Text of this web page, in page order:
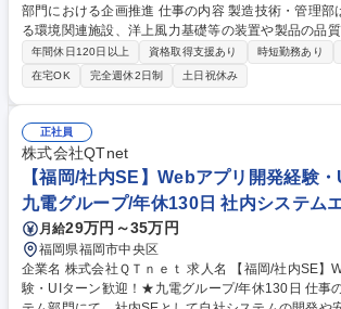
部門における企画推進 仕事の内容 製造技術・管理部は、当社事業におけ
る環境関連施設、洋上風力基礎等の装置や製品の品
現場へ安定供給する役割を担います。 本業務では、全ての装置・製品を社
外メーカーに発注するため、一品一様の“ものづくり”
解し、組織運用における課題抽出・施策立案を推進
へ落とし込んでいく必要があります。具体的には、
員配置と育成計画策定・業務要領プロセスの改善・サ
築などです。 募集職種 ◆【福岡/北九州】製造管
年間休日120日以上 資格取得支援あり 時短勤務あり
在宅OK
完全週休2日制 土日祝休み
正社員
株式会社QTnet
【福岡/社内SE】Webアプリ開発経験
九電グループ/年休130日 社内システム
月給29万円～35万円
福岡県福岡市中央区
企業名 株式会社ＱＴｎｅｔ 求人名 【福岡/社内SE】Webアプリ開発経
験・UIターン歓迎！★九電グループ/年休130日 仕事の内容 社内情報シス